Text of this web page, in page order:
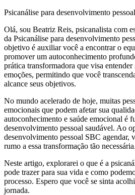
Psicanálise para desenvolvimento
Olá, sou Beatriz Reis, psicanalista com
da Psicanálise para desenvolvimento
objetivo é auxiliar você a encontrar o
promover um autoconhecimento
prática transformadora que visa entender
emoções, permitindo que você
alcance seus objetivos.
No mundo acelerado de hoje, muitas
emocionais que podem afetar sua
autoconhecimento e saúde emocional é
desenvolvimento pessoal saudável. Ao
desenvolvimento pessoal SBC agendar,
rumo a essa transformação tão necessária.
Neste artigo, explorarei o que é a
pode trazer para sua vida e como
processo. Espero que você se sinta
jornada.